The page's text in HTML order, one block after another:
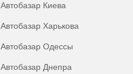
Автобазар Киева
Автобазар Харькова
Автобазар Одессы
Автобазар Днепра